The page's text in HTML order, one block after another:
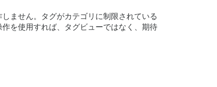
ません。タグがカテゴリに制限されている
を使用すれば、タグビューではなく、期待